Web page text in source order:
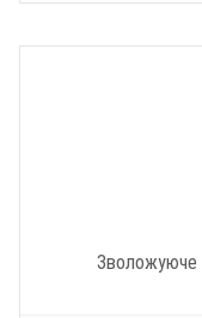
Зволожуюче